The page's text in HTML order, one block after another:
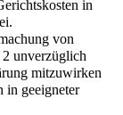
in
von
unverzüglich
mitzuwirken
in geeigneter